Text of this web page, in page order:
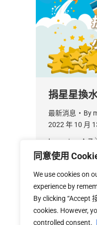
同意使用
We use cookies on
experience by
By clicking “Accept
cookies. However,
controlled consent.
捐星星換
最新消息 By
2022 年 10 月
Learning A-Z
名活動 2.0
Kids、Raz-
會將換算成
國家及社區。